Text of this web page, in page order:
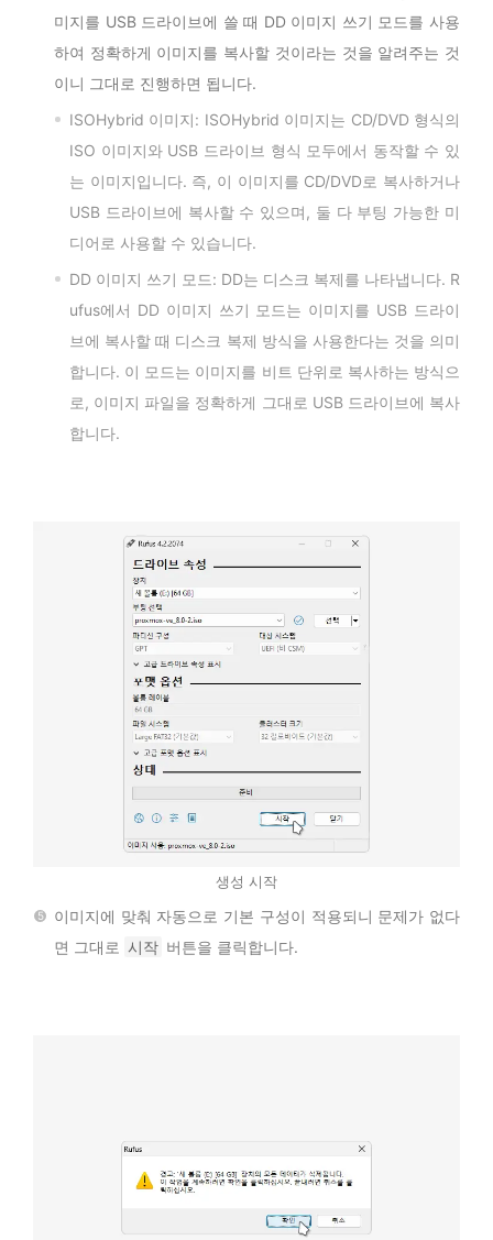
미지를 USB 드라이브에 쓸 때 DD 이미지 쓰기 모드를 사용
하여 정확하게 이미지를 복사할 것이라는 것을 알려주는 것
이니 그대로 진행하면 됩니다.
ISOHybrid 이미지: ISOHybrid 이미지는 CD/DVD 형식의
ISO 이미지와 USB 드라이브 형식 모두에서 동작할 수 있
는 이미지입니다. 즉, 이 이미지를 CD/DVD로 복사하거나
USB 드라이브에 복사할 수 있으며, 둘 다 부팅 가능한 미
디어로 사용할 수 있습니다.
DD 이미지 쓰기 모드: DD는 디스크 복제를 나타냅니다. R
ufus에서 DD 이미지 쓰기 모드는 이미지를 USB 드라이
브에 복사할 때 디스크 복제 방식을 사용한다는 것을 의미
합니다. 이 모드는 이미지를 비트 단위로 복사하는 방식으
로, 이미지 파일을 정확하게 그대로 USB 드라이브에 복사
합니다.
생성 시작
이미지에 맞춰 자동으로 기본 구성이 적용되니 문제가 없다
면 그대로 시작 버튼을 클릭합니다.